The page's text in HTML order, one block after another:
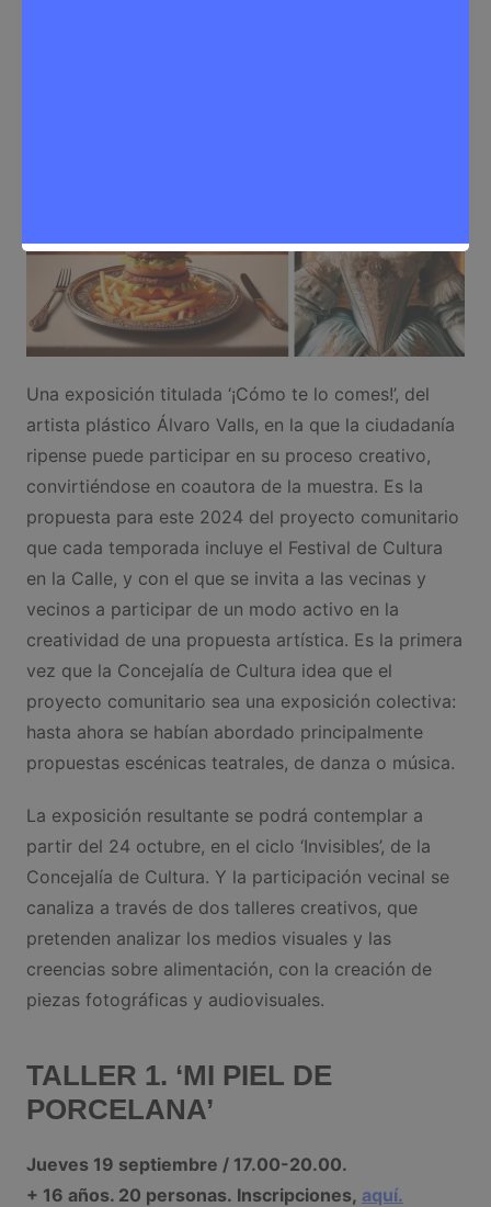
Una exposición titulada ‘¡Cómo te lo comes!’, del
artista plástico Álvaro Valls, en la que la ciudadanía
ripense puede participar en su proceso creativo,
convirtiéndose en coautora de la muestra. Es la
propuesta para este 2024 del proyecto comunitario
que cada temporada incluye el Festival de Cultura
en la Calle, y con el que se invita a las vecinas y
vecinos a participar de un modo activo en la
creatividad de una propuesta artística. Es la primera
vez que la Concejalía de Cultura idea que el
proyecto comunitario sea una exposición colectiva:
hasta ahora se habían abordado principalmente
propuestas escénicas teatrales, de danza o música.
La exposición resultante se podrá contemplar a
partir del 24 octubre, en el ciclo ‘Invisibles’, de la
Concejalía de Cultura. Y la participación vecinal se
canaliza a través de dos talleres creativos, que
pretenden analizar los medios visuales y las
creencias sobre alimentación, con la creación de
piezas fotográficas y audiovisuales.
TALLER 1. ‘MI PIEL DE
PORCELANA’
Jueves 19 septiembre / 17.00-20.00.
+ 16 años. 20 personas. Inscripciones, aquí.